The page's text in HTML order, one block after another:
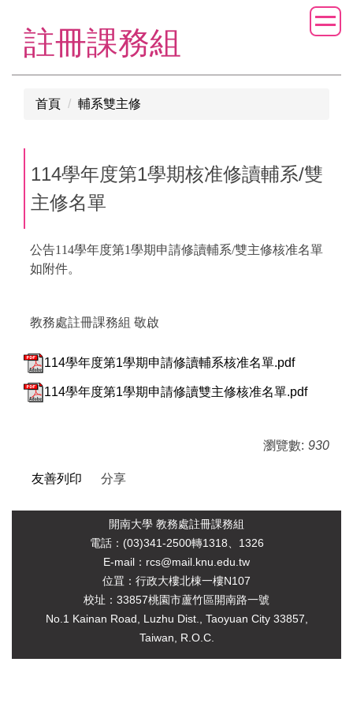
註冊課務組
首頁 輔系雙主修
114學年度第1學期核准修讀輔系/雙
主修名單
公告114學年度第1學期申請修讀輔系/雙主修核准名單
如附件。
教務處註冊課務組 敬啟
114學年度第1學期申請修讀輔系核准名單.pdf
114學年度第1學期申請修讀雙主修核准名單.pdf
瀏覽數: 930
友善列印 分享
開南大學 教務處註冊課務組
電話：(03)341-2500轉1318、1326
E-mail：rcs@mail.knu.edu.tw
位罝：行政大樓北棟一樓N107
校址：33857桃園市蘆竹區開南路一號
No.1 Kainan Road, Luzhu Dist., Taoyuan City 33857,
Taiwan, R.O.C.